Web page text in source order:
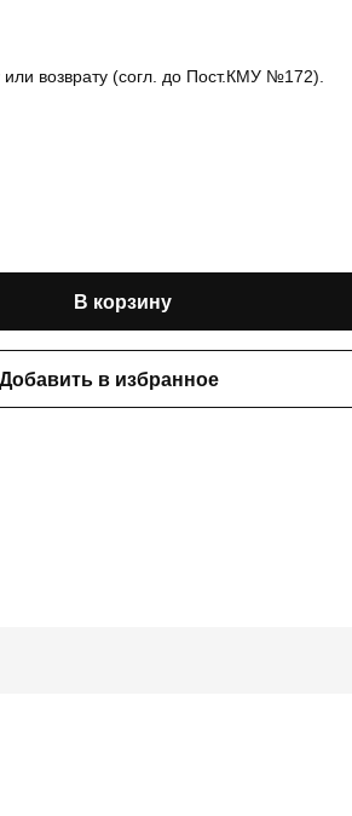
возврату (согл. до Пост.КМУ №172).
В корзину
Добавить в избранное